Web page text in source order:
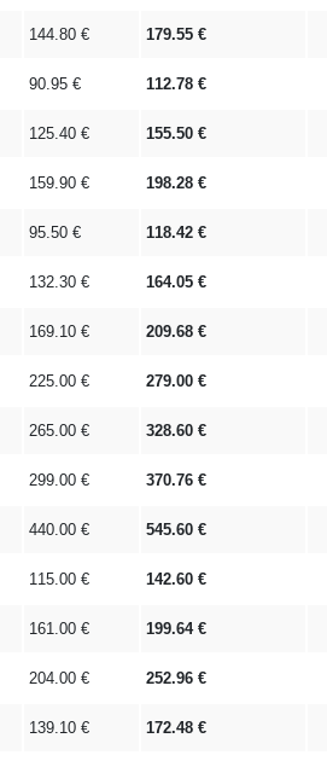
144.80 € 179.55 €
90.95 € 112.78 €
125.40 € 155.50 €
159.90 € 198.28 €
95.50 € 118.42 €
132.30 € 164.05 €
169.10 € 209.68 €
225.00 € 279.00 €
265.00 € 328.60 €
299.00 € 370.76 €
440.00 € 545.60 €
115.00 € 142.60 €
161.00 € 199.64€
204.00 € 252.96 €
139.10 € 172.48 €